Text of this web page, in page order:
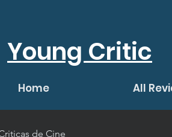
Young Critic
Home All
de Cine